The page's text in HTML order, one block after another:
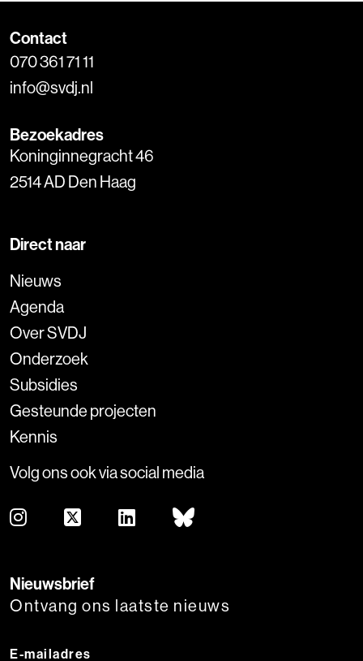
Contact
070 361 71 11
info@svdj.nl
Bezoekadres
Koninginnegracht 46
2514 AD Den Haag
Direct naar
Nieuws
Agenda
Over SVDJ
Onderzoek
Subsidies
Gesteunde projecten
Kennis
Volg ons ook via social media
Nieuwsbrief
Ontvang ons laatste nieuws
E-mailadres